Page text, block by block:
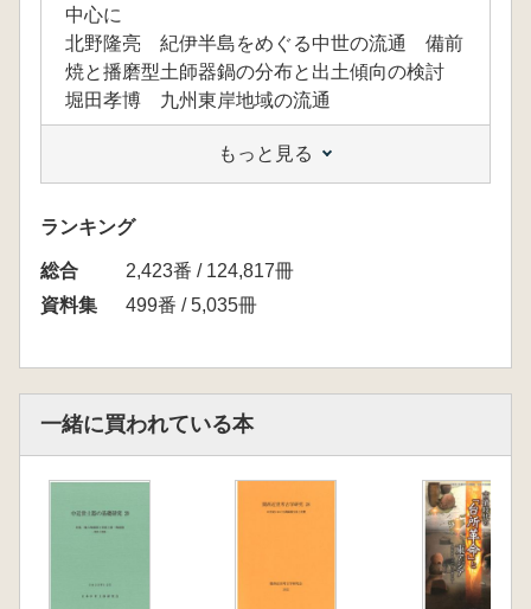
中心に
北野隆亮 紀伊半島をめぐる中世の流通 備前
焼と播磨型土師器鍋の分布と出土傾向の検討
堀田孝博 九州東岸地域の流通
もっと見る
ランキング
総合
2,423番 / 124,817冊
資料集
499番 / 5,035冊
一緒に買われている本